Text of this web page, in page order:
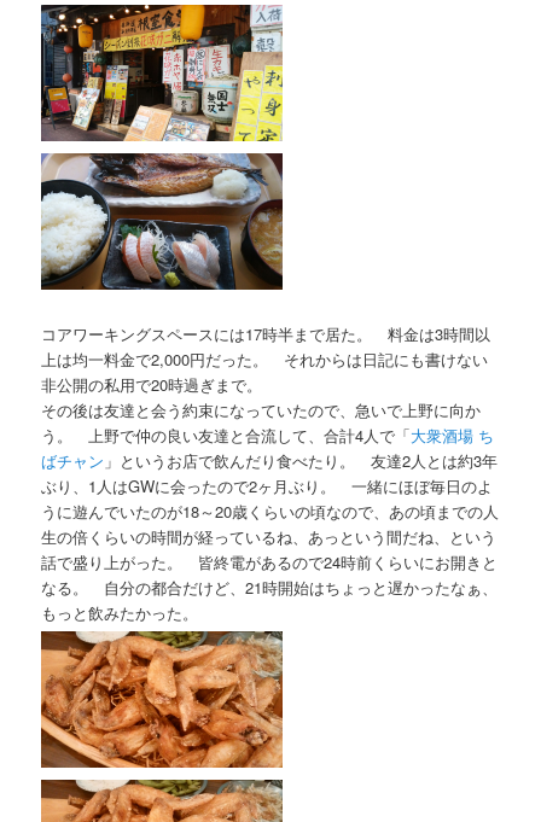
コアワーキングスペースには17時半まで居た。 料金は3時間以
上は均一料金で2,000円だった。 それからは日記にも書けない
非公開の私用で20時過ぎまで。
その後は友達と会う約束になっていたので、急いで上野に向か
う。 上野で仲の良い友達と合流して、合計4人で「大衆酒場 ち
ばチャン 」というお店で飲んだり食べたり。 友達2人とは約3年
ぶり、1人はGWに会ったので2ヶ月ぶり。 一緒にほぼ毎日のよ
うに遊んでいたのが18～20歳くらいの頃なので、あの頃までの人
生の倍くらいの時間が経っているね、あっという間だね、という
話で盛り上がった。 皆終電があるので24時前くらいにお開きと
なる。 自分の都合だけど、21時開始はちょっと遅かったなぁ、
もっと飲みたかった。